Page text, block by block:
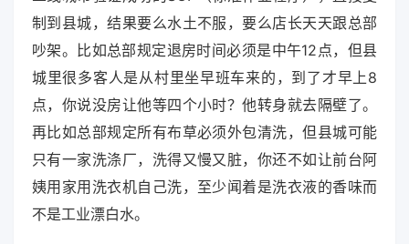
制到县城，结果要么水土不服，要么店长天天跟总部
吵架。比如总部规定退房时间必须是中午12点，但县
城里很多客人是从村里坐早班车来的，到了才早上8
点，你说没房让他等四个小时？他转身就去隔壁了。
再比如总部规定所有布草必须外包清洗，但县城可能
只有一家洗涤厂，洗得又慢又脏，你还不如让前台阿
姨用家用洗衣机自己洗，至少闻着是洗衣液的香味而
不是工业漂白水。